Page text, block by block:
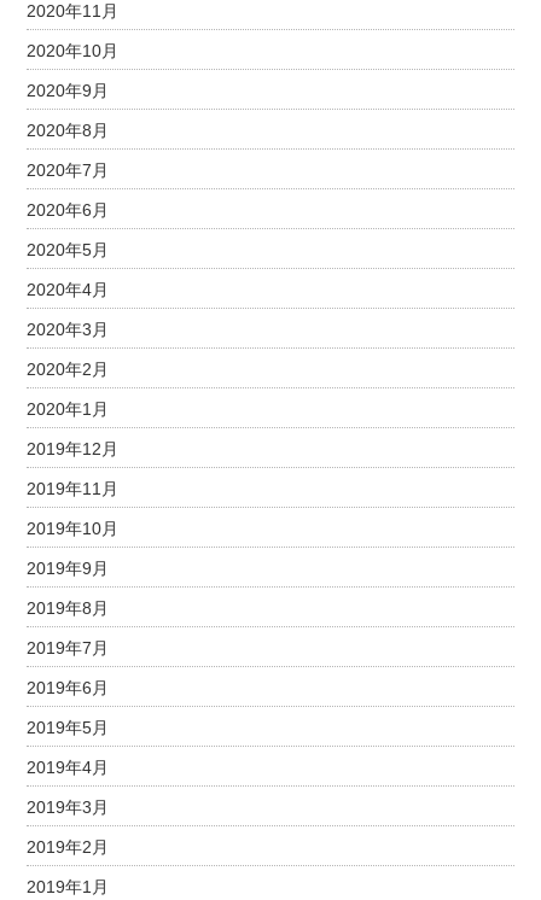
2020年11月
2020年10月
2020年9月
2020年8月
2020年7月
2020年6月
2020年5月
2020年4月
2020年3月
2020年2月
2020年1月
2019年12月
2019年11月
2019年10月
2019年9月
2019年8月
2019年7月
2019年6月
2019年5月
2019年4月
2019年3月
2019年2月
2019年1月